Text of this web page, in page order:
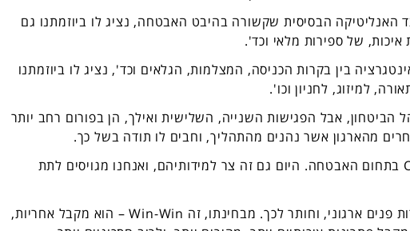
הבסיסית שקשורה בהיבט האבטחה, נציג לו ביוזמתנו גם
של ספירות מלאי וכד'.
בין בקרות הכניסה, המצלמות, הגלאים וכד', נציג לו ביוזמתנו
למיזוג, לחניון וכו'.
אבל הפגישות השנייה, השלישית ואילך, הן בפורום רחב יותר
מהארגון אשר נהנים מהתהליך, וחבים לו תודה בשל כך.
מנהלי הביטחון תמיד ראו בנו One Stop Shop בתחום האבטחה. היום גם זה צר למידותיהם, ואנחנו מגויסים לתת
מנהל הביטחון המודרני מכיר ביכולתו לתת שירות פנים ארגוני, וחותר לכך. מבחינתו, זה Win-Win – הוא מקבל אחריות,